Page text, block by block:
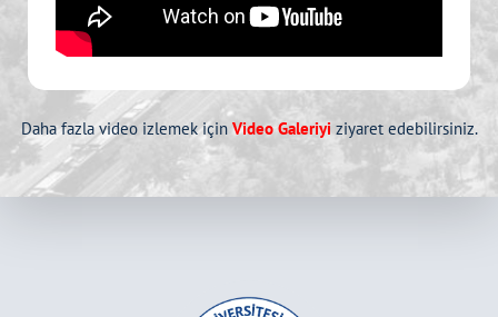
Daha fazla video izlemek için Video Galeriyi ziyaret edebilirsiniz.